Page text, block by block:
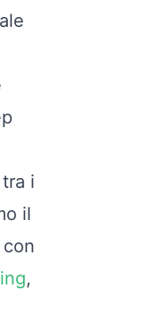
i
il
,